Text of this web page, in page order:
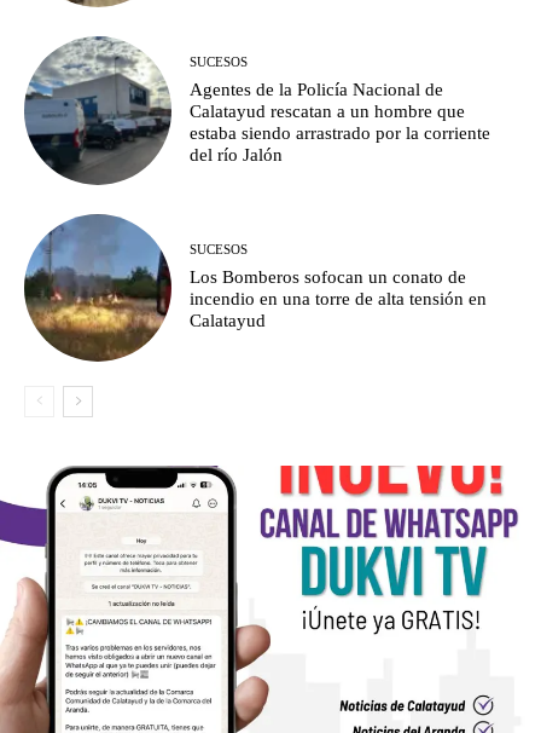
SUCESOS
Agentes de la Policía Nacional de
Calatayud rescatan a un hombre que
estaba siendo arrastrado por la corriente
del río Jalón
SUCESOS
Los Bomberos sofocan un conato de
incendio en una torre de alta tensión en
Calatayud